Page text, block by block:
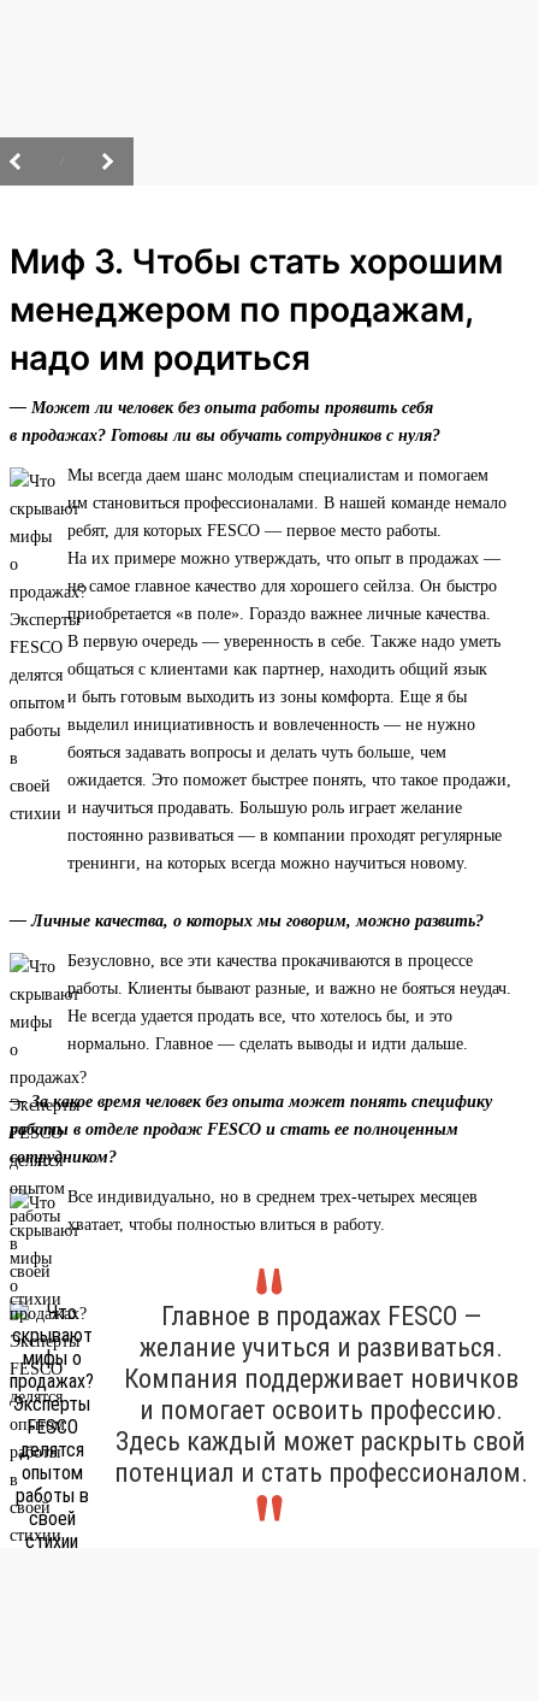
Миф 3. Чтобы стать хорошим
менеджером по продажам,
надо им родиться
— Может ли человек без опыта работы проявить себя
в продажах? Готовы ли вы обучать сотрудников с нуля?
Мы всегда даем шанс молодым специалистам и помогаем
им становиться профессионалами. В нашей команде немало
ребят, для которых FESCO — первое место работы.
На их примере можно утверждать, что опыт в продажах —
не самое главное качество для хорошего сейлза. Он быстро
приобретается «в поле». Гораздо важнее личные качества.
В первую очередь — уверенность в себе. Также надо уметь
общаться с клиентами как партнер, находить общий язык
и быть готовым выходить из зоны комфорта. Еще я бы
выделил инициативность и вовлеченность — не нужно
бояться задавать вопросы и делать чуть больше, чем
ожидается. Это поможет быстрее понять, что такое продажи,
и научиться продавать. Большую роль играет желание
постоянно развиваться — в компании проходят регулярные
тренинги, на которых всегда можно научиться новому.
— Личные качества, о которых мы говорим, можно развить?
Безусловно, все эти качества прокачиваются в процессе
работы. Клиенты бывают разные, и важно не бояться неудач.
Не всегда удается продать все, что хотелось бы, и это
нормально. Главное — сделать выводы и идти дальше.
— За какое время человек без опыта может понять специфику
работы в отделе продаж FESCO и стать ее полноценным
сотрудником?
Все индивидуально, но в среднем трех-четырех месяцев
хватает, чтобы полностью влиться в работу.
Главное в продажах FESCO —
желание учиться и развиваться.
Компания поддерживает новичков
и помогает освоить профессию.
Здесь каждый может раскрыть свой
потенциал и стать профессионалом.